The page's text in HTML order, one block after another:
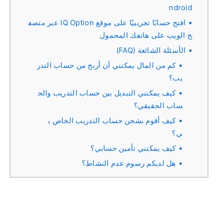
ndroid
افتح حسابًا تجريبيًا على موقع IQ Option عبر متصف
ح الويب على هاتفك المحمول
الأسئلة الشائعة (FAQ)
كم من المال يمكنني أن أربح من حساب التدر
يب؟
كيف يمكنني التبديل بين حساب التدريب والح
ساب الحقيقي؟
كيف أقوم بشحن حساب التدريب الخاص ب
ي؟
كيف يمكنني تأمين حسابي؟
هل لديكم رسوم عدم النشاط؟